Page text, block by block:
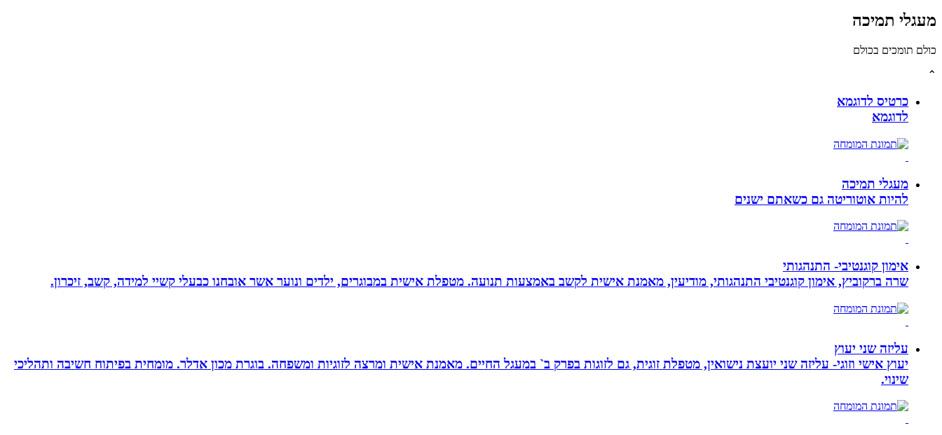
מעגלי תמיכה
כולם תומכים בכולם
⌃
כרטיס לדוגמא
לדוגמא
מעגלי תמיכה
להיות אוטוריטה גם כשאתם ישנים
אימון קוגנטיבי- התנהגותי
שרה ברקוביץ, אימון קוגנטיבי התנהגותי, מודיעין, מאמנת אישית לקשב באמצעות תנועה. מטפלת אישית במבוגרים, ילדים ונוער אשר אובחנו כבעלי קשיי למידה, קשב, זיכרון.
עליזה שני יעוץ
יעוץ אישי וזוגי- עליזה שני יועצת נישואין, מטפלת זוגית, גם לזוגות בפרק ב` במעגל החיים. מאמנת אישית ומרצה לזוגיות ומשפחה. בוגרת מכון אדלר. מומחית בפיתוח חשיבה ותהליכי
שינוי.